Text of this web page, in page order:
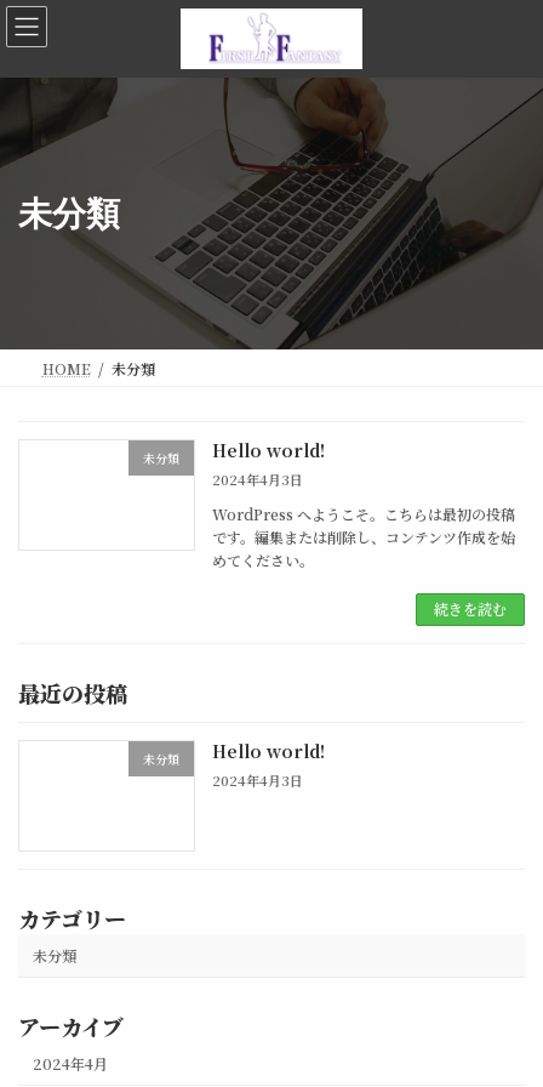
コ
ン
ン
へ
ス
ナ
ビ
ー
ョ
ン
未分類
HOME 未分類
未分類 Hello world!
2024年4月3日
WordPress へようこそ。こちらは最初の投稿
です。編集または削除し、コンテンツ作成を始
めてください。
続きを読む
最近の投稿
未分類 Hello world!
2024年4月3日
カテゴリー
未分類
アーカイブ
2024年4月